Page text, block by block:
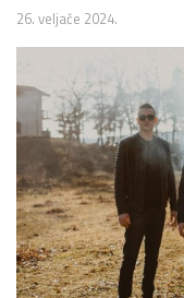
26. veljače 2024.